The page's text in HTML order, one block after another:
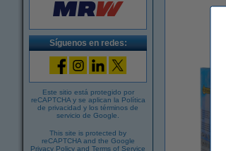
Síguenos en redes:
Este sitio está protegido por
reCAPTCHA y se aplican la Política
de privacidad y los términos de
servicio de Google
This site is protected by
reCAPTCHA and the Google
Privacy Policy and Terms of Service